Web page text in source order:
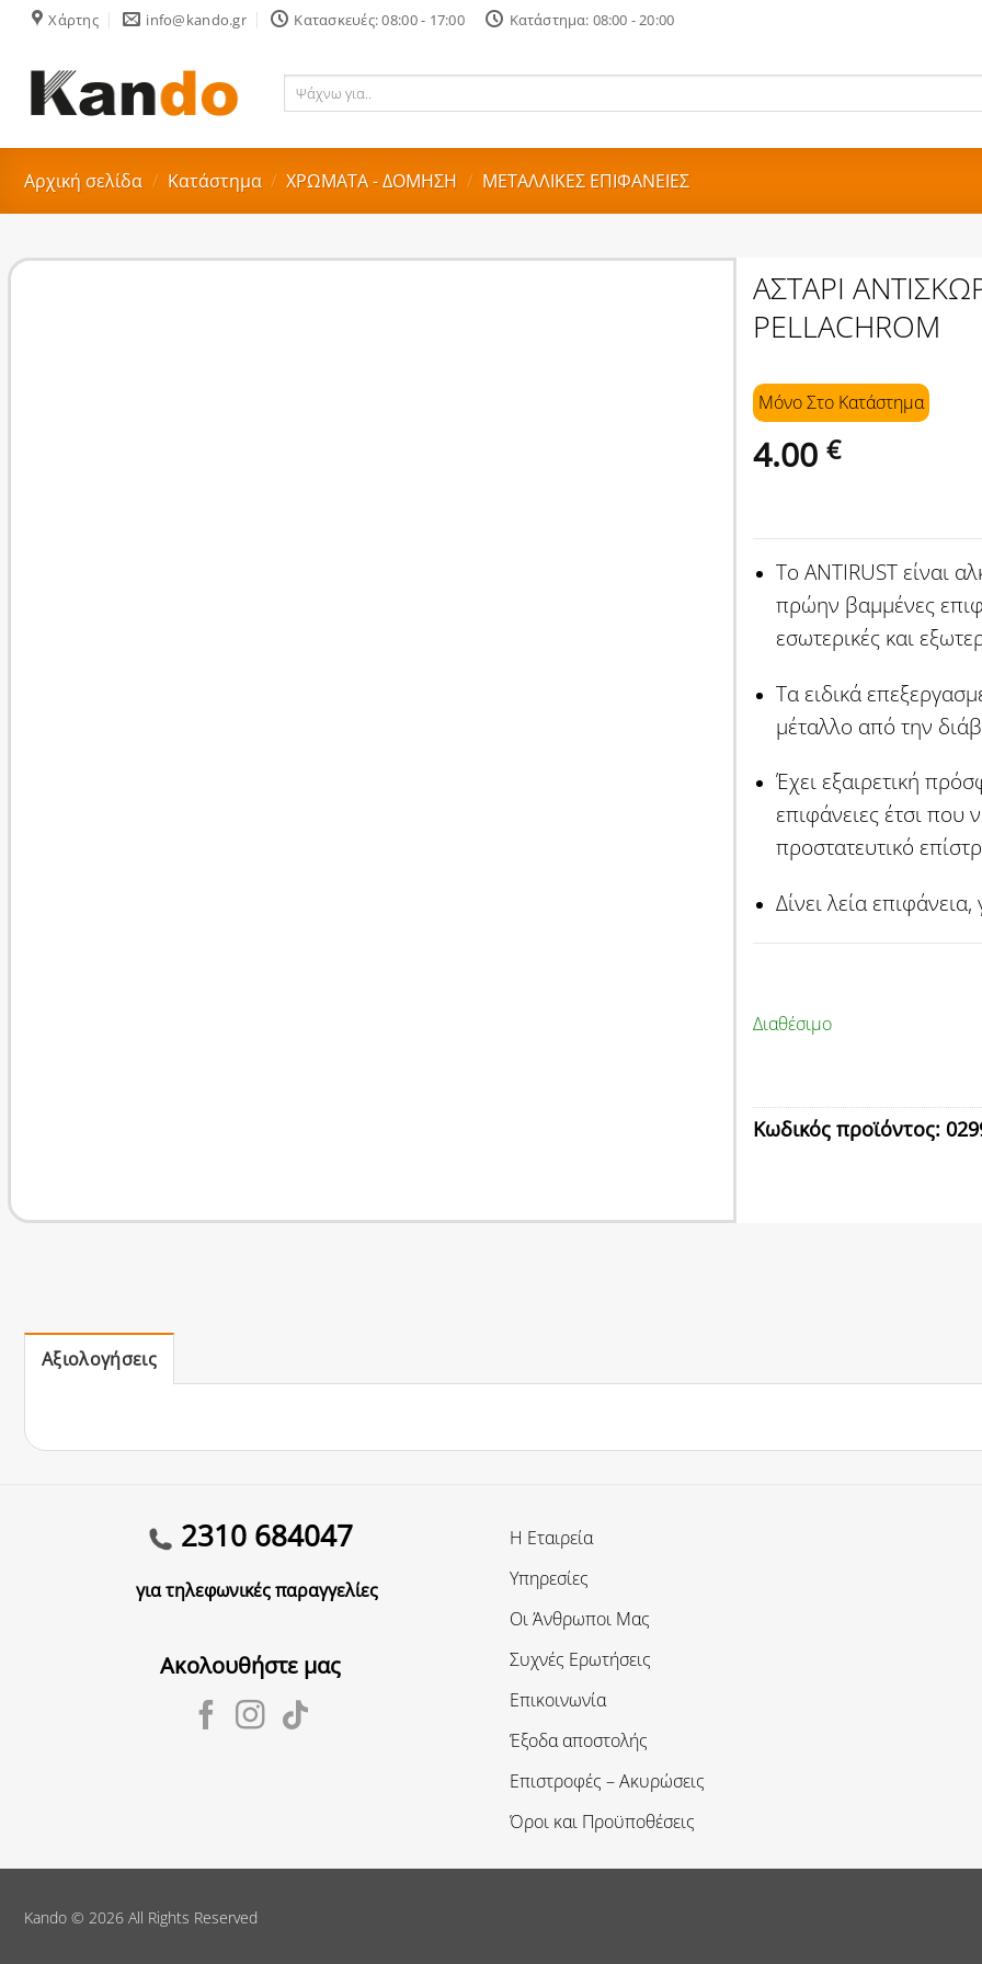
Skip
content
Χάρτης info@kando.gr Κατασκευές: 08:00 - 17:00 Κατάστημα: 08:00 - 20:00
Ψάχνω
Αρχική σελίδα / Κατάστημα / ΧΡΩΜΑΤΑ - ΔΟΜΗΣΗ / ΜΕΤΑΛΛΙΚΕΣ ΕΠΙΦΑΝΕΙΕΣ
ΑΣΤΑΡΙ
PELLACHROM
Μόνο Στo Κατάστημα
4.00 €
Το ANTIRUST είναι
πρώην βαμμένες
εσωτερικές και
Τα ειδικά
μέταλλο από την
Έχει εξαιρετική
επιφάνειες έτσι που
προστατευτικό
Δίνει λεία
Διαθέσιμο
Κωδικός προϊόντος:
Αξιολογήσεις
2310 684047
για τηλεφωνικές παραγγελίες
Ακολουθήστε μας
Η Εταιρεία
Υπηρεσίες
Οι Άνθρωποι Μας
Συχνές Ερωτήσεις
Επικοινωνία
Έξοδα αποστολής
Επιστροφές – Ακυρώσεις
Όροι και Προϋποθέσεις
Kando © 2026 All Rights Reserved